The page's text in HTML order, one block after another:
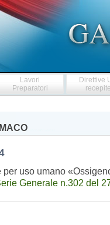
Lavori
Preparatori
Direttive
recepite
uso umano
Generale n.302 del